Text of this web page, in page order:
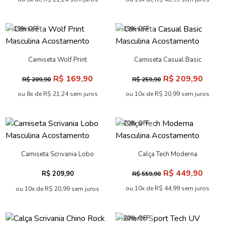
-19% OFF
Camiseta Wolf Print
R$ 209,90 R$ 169,90
ou 8x de R$ 21,24 sem juros
-19% OFF
Camiseta Casual Basic
R$ 259,90 R$ 209,90
ou 10x de R$ 20,99 sem juros
Camiseta Scrivania Lobo
R$ 209,90
ou 10x de R$ 20,99 sem juros
-20% OFF
Calça Tech Moderna
R$ 559,90 R$ 449,90
ou 10x de R$ 44,99 sem juros
-20% OFF